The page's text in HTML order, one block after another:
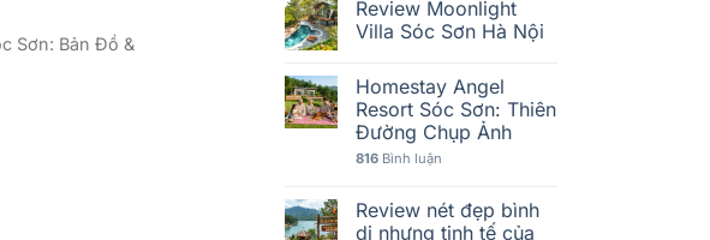
Sơn: Bản Đồ &
Review Moonlight
Villa Sóc Sơn Hà Nội
Homestay Angel
Resort Sóc Sơn: Thiên
Đường Chụp Ảnh
816Bình luận
Review nét đẹp bình
dị nhưng tinh tế của